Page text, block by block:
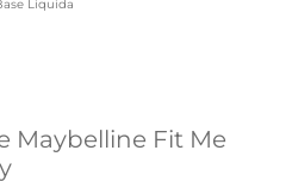
Liquida
Maybelline Fit Me